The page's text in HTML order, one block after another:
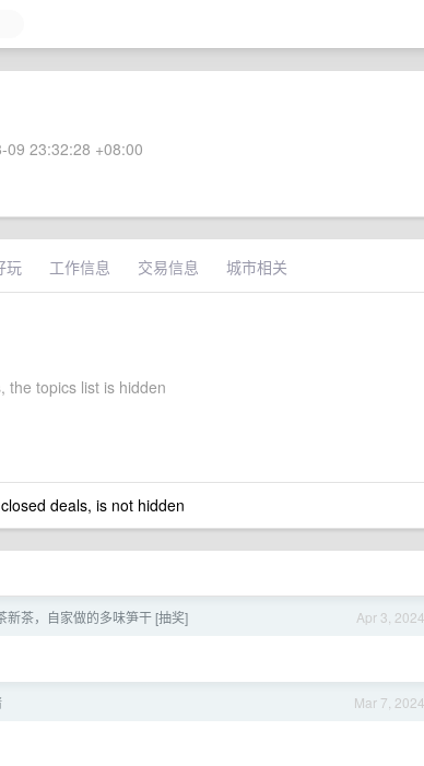
09 23:32:28 +08:00
玩 工作信息 交易信息 城市相关
the topics list is hidden
deals, is not hidden
Apr 3, 2024
新茶，自家做的多味笋干 [抽奖]
Mar 7, 2024